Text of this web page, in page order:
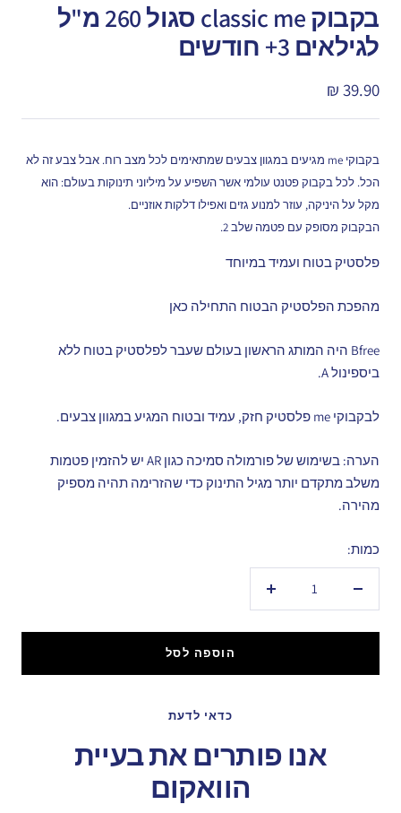
בקבוק classic me סגול 260 מ"ל
לגילאים 3+ חודשים
מחיר
מבצע
39.90 ₪
בקבוקי me מגיעים במגוון צבעים שמתאימים לכל מצב רוח. אבל צבע זה לא
הכל. לכל בקבוק פטנט עולמי אשר השפיע על מיליוני תינוקות בעולם: הוא
מקל על היניקה, עוזר למנוע גזים ואפילו דלקות אוזניים.
הבקבוק מסופק עם פטמה שלב 2.
פלסטיק בטוח ועמיד במיוחד
מהפכת הפלסטיק הבטוח התחילה כאן
Bfree היה המותג הראשון בעולם שעבר לפלסטיק בטוח ללא
ביספינול A.
לבקבוקי me פלסטיק חזק, עמיד ובטוח המגיע במגוון צבעים.
הערה: בשימוש של פורמולה סמיכה כגון AR יש להזמין פטמות
משלב מתקדם יותר מגיל התינוק כדי שהזרימה תהיה מספיק
מהירה.
כמות:
הגדל
הוספה לסל
כדאי לדעת
אנו פותרים את בעיית
הוואקום